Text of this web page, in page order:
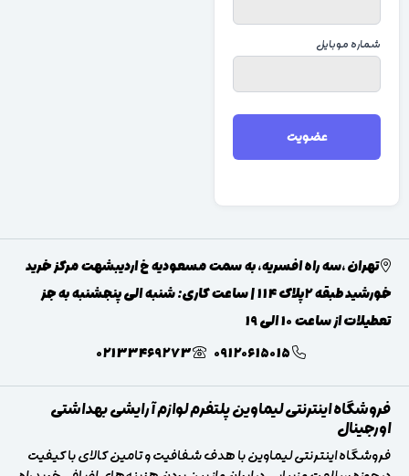
شماره موبایل
عضویت
تهران ،سه راه افسریه، به سمت مسعودیه خ اردیبشهت مرکز خرید
خورشید طبقه 2پلاک 114 | ساعت کاری: شنبه الی پنجشنبه به جز
تعطیلات از ساعت 10 الی 19
09120615015
02133469273
فروشگاه اینترنتی لیماوین پلتفرم لوازم آرایشی بهداشتی
اورجینال
فروشگاه اینترنتی لیماوین با هدف شفافیت و تامین کالای با کیفیت